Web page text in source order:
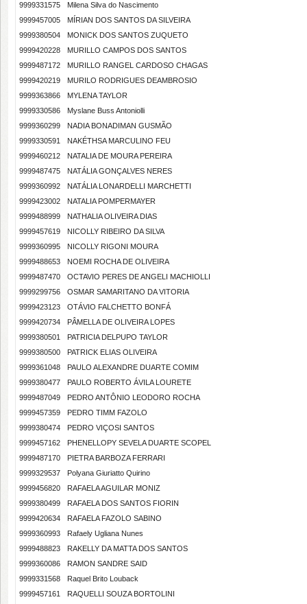
9999331575
Milena Silva do Nascimento
9999457005
MÍRIAN DOS SANTOS DA SILVEIRA
9999380504
MONICK DOS SANTOS ZUQUETO
9999420228
MURILLO CAMPOS DOS SANTOS
9999487172
MURILLO RANGEL CARDOSO CHAGAS
9999420219
MURILO RODRIGUES DEAMBROSIO
9999363866
MYLENA TAYLOR
9999330586
Myslane Buss Antoniolli
9999360299
NADIA BONADIMAN GUSMÃO
9999330591
NAKÉTHSA MARCULINO FEU
9999460212
NATALIA DE MOURA PEREIRA
9999487475
NATÁLIA GONÇALVES NERES
9999360992
NATÁLIA LONARDELLI MARCHETTI
9999423002
NATALIA POMPERMAYER
9999488999
NATHALIA OLIVEIRA DIAS
9999457619
NICOLLY RIBEIRO DA SILVA
9999360995
NICOLLY RIGONI MOURA
9999488653
NOEMI ROCHA DE OLIVEIRA
9999487470
OCTAVIO PERES DE ANGELI MACHIOLLI
9999299756
OSMAR SAMARITANO DA VITORIA
9999423123
OTÁVIO FALCHETTO BONFÁ
9999420734
PÂMELLA DE OLIVEIRA LOPES
9999380501
PATRICIA DELPUPO TAYLOR
9999380500
PATRICK ELIAS OLIVEIRA
9999361048
PAULO ALEXANDRE DUARTE COMIM
9999380477
PAULO ROBERTO ÁVILA LOURETE
9999487049
PEDRO ANTÔNIO LEODORO ROCHA
9999457359
PEDRO TIMM FAZOLO
9999380474
PEDRO VIÇOSI SANTOS
9999457162
PHENELLOPY SEVELA DUARTE SCOPEL
9999487170
PIETRA BARBOZA FERRARI
9999329537
Polyana Giuriatto Quirino
9999456820
RAFAELA AGUILAR MONIZ
9999380499
RAFAELA DOS SANTOS FIORIN
9999420634
RAFAELA FAZOLO SABINO
9999360993
Rafaely Ugliana Nunes
9999488823
RAKELLY DA MATTA DOS SANTOS
9999360086
RAMON SANDRE SAID
9999331568
Raquel Brito Louback
9999457161
RAQUELLI SOUZA BORTOLINI